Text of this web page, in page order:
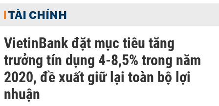
TÀI CHÍNH
VietinBank đặt mục tiêu tăng
trưởng tín dụng 4-8,5% trong năm
2020, đề xuất giữ lại toàn bộ lợi
nhuận